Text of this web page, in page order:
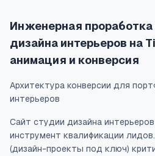
Инженерная проработка
дизайна интерьеров на
анимация и конверсия
Архитектура конверсии для
интерьеров
Сайт студии дизайна
инструмент квалификации
(дизайн-проекты под ключ)